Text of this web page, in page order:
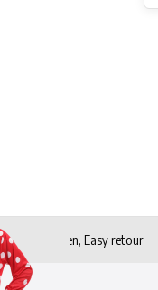
Veilig betalen, Easy retour